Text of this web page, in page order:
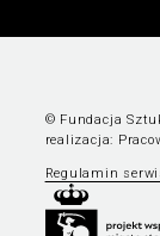
© Fundacja
realizacja:
Regulamin